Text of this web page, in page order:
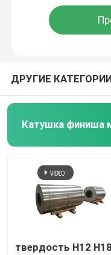
Рулон
ДРУГИЕ
твердость H12 H18